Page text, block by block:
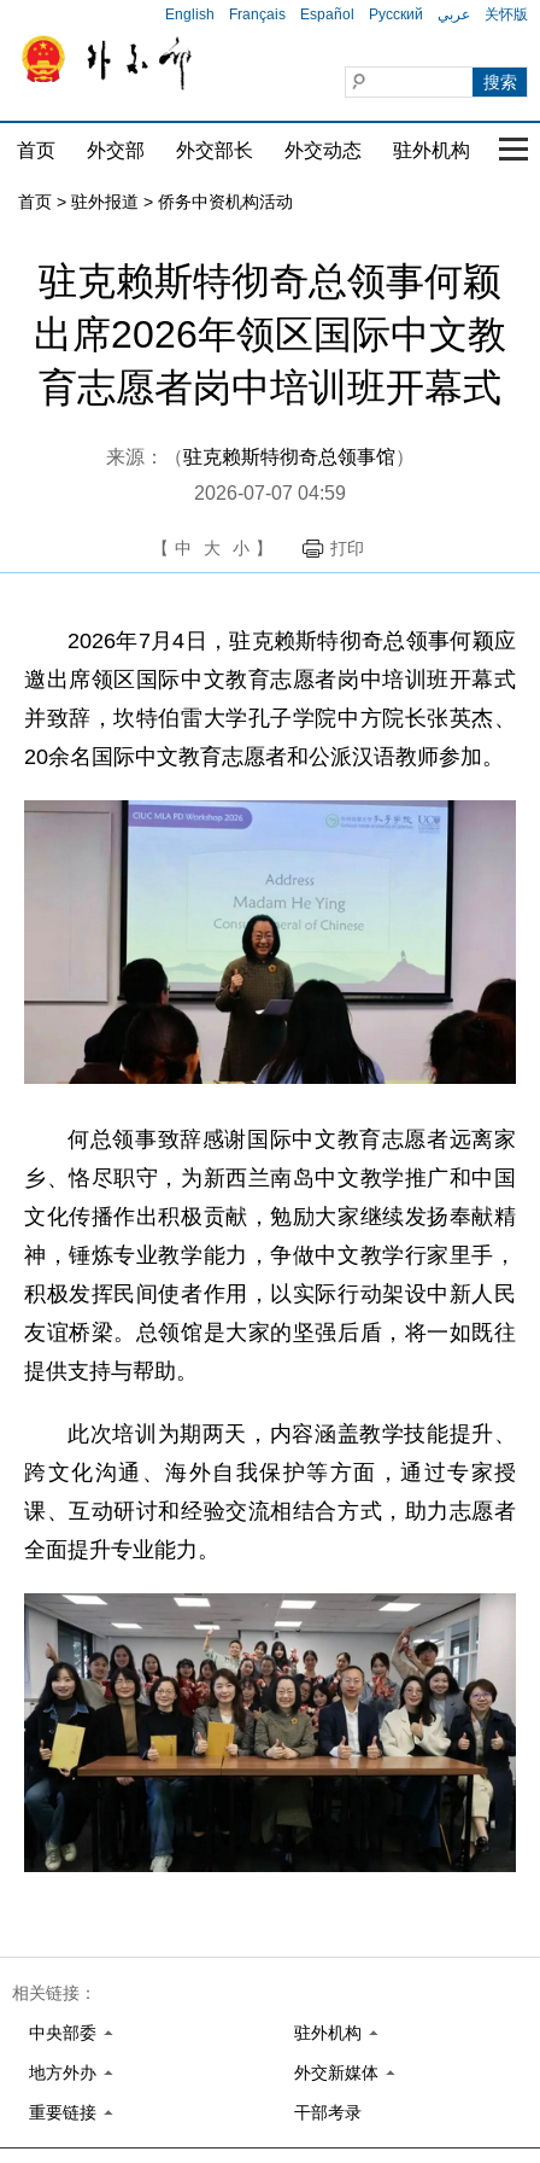
English Français Español Русский عربي 关怀版
首页 外交部 外交部长 外交动态 驻外机构 国
首页 > 驻外报道 > 侨务中资机构活动
驻克赖斯特彻奇总领事何颖
出席2026年领区国际中文教
育志愿者岗中培训班开幕式
来源：（驻克赖斯特彻奇总领事馆）
2026-07-07 04:59
【 中 大 小 】 打印
2026年7月4日，驻克赖斯特彻奇总领事何颖应
邀出席领区国际中文教育志愿者岗中培训班开幕式
并致辞，坎特伯雷大学孔子学院中方院长张英杰、
20余名国际中文教育志愿者和公派汉语教师参加。
何总领事致辞感谢国际中文教育志愿者远离家
乡、恪尽职守，为新西兰南岛中文教学推广和中国
文化传播作出积极贡献，勉励大家继续发扬奉献精
神，锤炼专业教学能力，争做中文教学行家里手，
积极发挥民间使者作用，以实际行动架设中新人民
友谊桥梁。总领馆是大家的坚强后盾，将一如既往
提供支持与帮助。
此次培训为期两天，内容涵盖教学技能提升、
跨文化沟通、海外自我保护等方面，通过专家授
课、互动研讨和经验交流相结合方式，助力志愿者
全面提升专业能力。
相关链接：
中央部委 驻外机构
地方外办 外交新媒体
重要链接 干部考录